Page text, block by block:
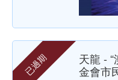
已過期
天龍 -
金會市